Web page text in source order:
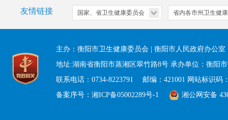
友情链接
主办：衡阳市卫生健康委员会 | 衡阳市人民政府办公
地址:湖南省衡阳市蒸湘区翠竹路8号 承办单位：衡阳
联系电话：0734-8223791 邮编：421001 网站标识码
备案序号：湘ICP备05002289号-1
湘公网安备